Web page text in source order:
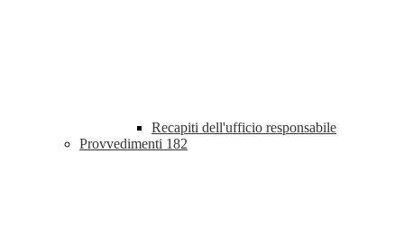
Recapiti dell'ufficio responsabile
Provvedimenti 182